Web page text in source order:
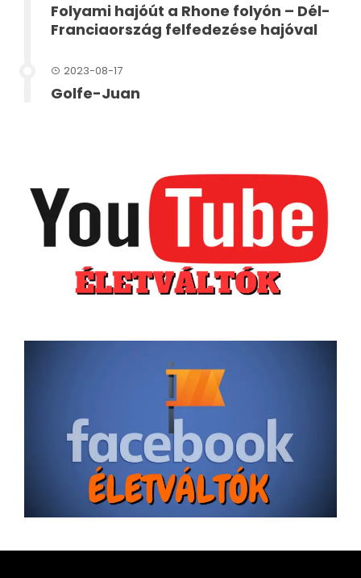
Folyami hajóút a Rhone folyón – Dél-
Franciaország felfedezése hajóval
2023-08-17
Golfe-Juan